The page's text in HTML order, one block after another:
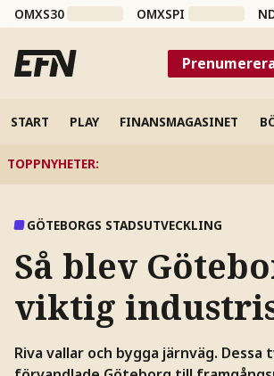
OMXS30 OMXSPI
START PLAY FINANSMAGASINET
TOPPNYHETER:
GÖTEBORGS STADSUTVECKLING
Så blev
viktig
Riva vallar och bygga järnväg.